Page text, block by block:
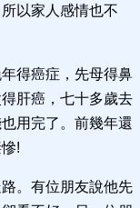
以家人感情也不
得癌症，先母得鼻
肝癌，七十多歲去
用完了。前幾年還
!
。有位朋友說他先